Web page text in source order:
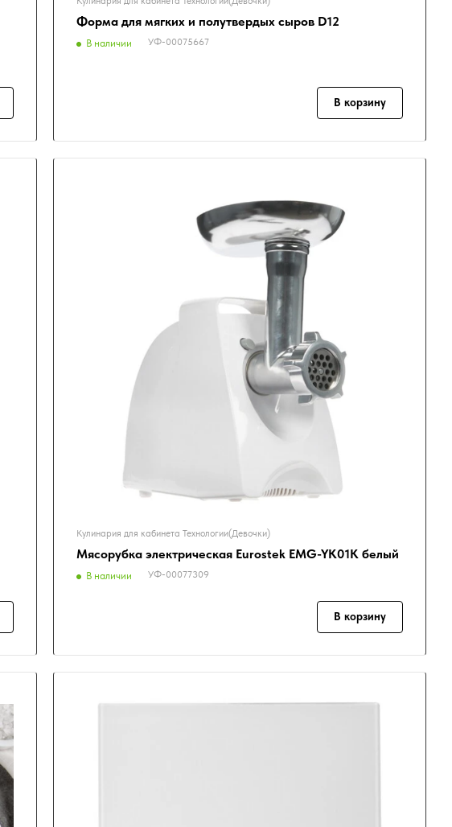
Форма для мягких и полутвердых сыров D12
В наличии УФ-00075667
В корзину
Кулинария для кабинета Технологии(Девочки)
Мясорубка электрическая Eurostek EMG-YK01K белый
В наличии УФ-00077309
В корзину